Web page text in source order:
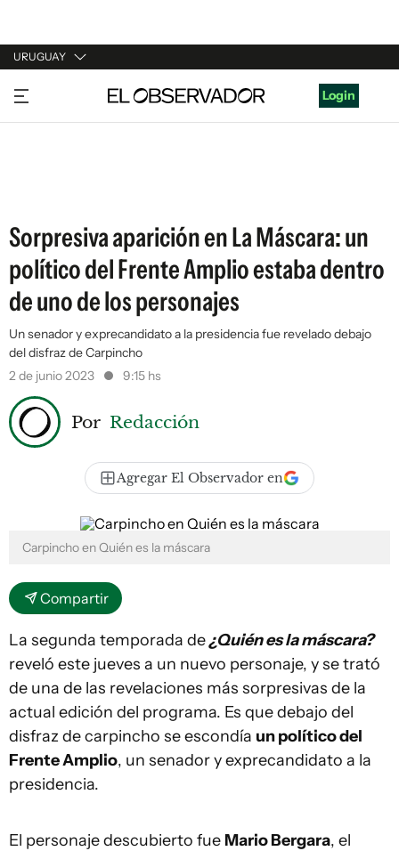
URUGUAY
URUGUAY
ARGENTINA
Login
Sorpresiva aparición en La Máscara: un
político del Frente Amplio estaba dentro
de uno de los personajes
Un senador y exprecandidato a la presidencia fue revelado debajo
del disfraz de Carpincho
2 de junio 2023
9:15 hs
Por Redacción
Agregar El Observador en
Carpincho en Quién es la máscara
Compartir
La segunda temporada de¿Quién es la máscara?
reveló este jueves a un nuevo personaje, y se trató
de una de las revelaciones más sorpresivas de la
actual edición del programa. Es que debajo del
disfraz de carpincho se escondía un político del
Frente Amplio, un senador y exprecandidato a la
presidencia.
El personaje descubierto fue Mario Bergara, el